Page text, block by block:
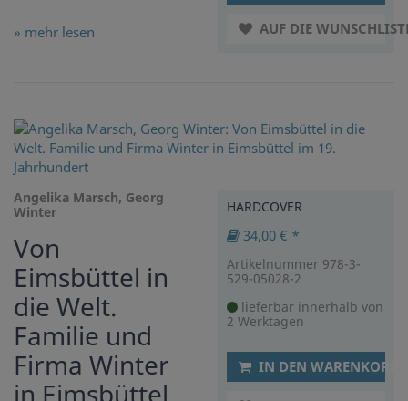
» mehr lesen AUF DIE
Angelika Marsch, Georg
Winter
Von
Eimsbüttel in
die Welt.
Familie und
Firma Winter
in Eimsbüttel
HARDCOVER
34,00 € *
Artikelnummer 978-3-
529-05028-2
lieferbar innerhalb von
2 Werktagen
IN DEN WARENKORB